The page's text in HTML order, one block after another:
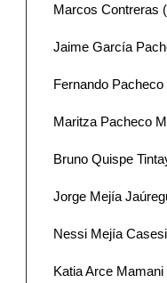
Marcos Contreras
Jaime García
Fernando
Maritza Pacheco
Bruno Quispe
Jorge Mejía
Nessi Mejía
Katia Arce Mamani